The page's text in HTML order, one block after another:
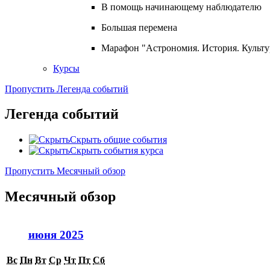
В помощь начинающему наблюдателю
Большая перемена
Марафон "Астрономия. История.
Курсы
Пропустить Легенда событий
Легенда событий
Скрыть общие события
Скрыть события курса
Пропустить Месячный обзор
Месячный обзор
июня 2025
Вс Пн Вт Ср Чт Пт Сб